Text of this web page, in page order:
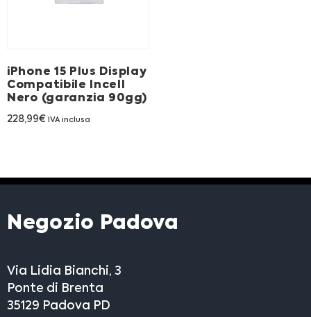
iPhone 15 Plus Display
Compatibile Incell
Nero (garanzia 90gg)
228,99€ IVA inclusa
Negozio Padova
Via Lidia Bianchi, 3
Ponte di Brenta
35129 Padova PD